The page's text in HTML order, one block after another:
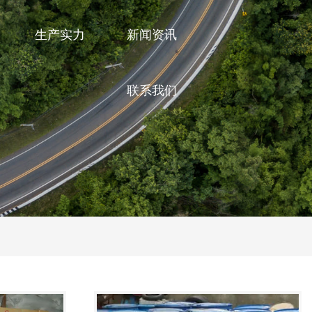
生产实力 新闻资讯
联系我们